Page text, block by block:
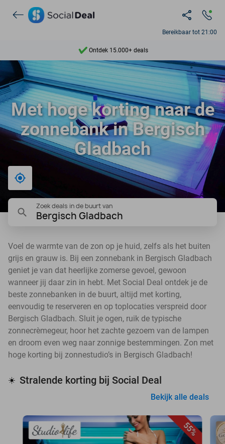
Bereikbaar tot 21:00
Ontdek 15.000+ deals
7 dagen per week beschikbaar
10+ miljoen leden
9,4
Ontdek 15.000+ deals
Met hoge korting naar de
zonnebank in Bergisch
Gladbach
Zoek deals in de buurt van
Bergisch Gladbach
Voel de warmte van de zon op je huid, zelfs als het buiten
grijs en grauw is. Bij een zonnebank in Bergisch Gladbach
geniet je van dat heerlijke zomerse gevoel, gewoon
wanneer jij daar zin in hebt. Met Social Deal ontdek je de
beste zonnebanken in de buurt, altijd met korting,
eenvoudig te reserveren en op toplocaties verspreid door
Bergisch Gladbach. Sluit je ogen, ruik de typische
zonnecrèmegeur, hoor het zachte gezoem van de lampen
en droom even weg naar zonnige bestemmingen. Zon met
hoge korting bij zonnestudio’s in Bergisch Gladbach!
☀️ Stralende korting bij Social Deal
Bekijk alle deals
55%